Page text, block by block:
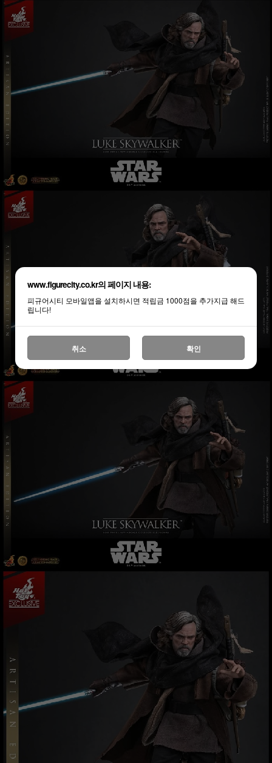
www.figurecity.co.kr의 페이지 내용:
피규어시티 모바일앱을 설치하시면 적립금 1000점을 추가지급 해드
립니다!
취소 확인